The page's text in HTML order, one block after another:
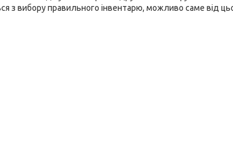
з вибору правильного інвентарю, можливо саме від